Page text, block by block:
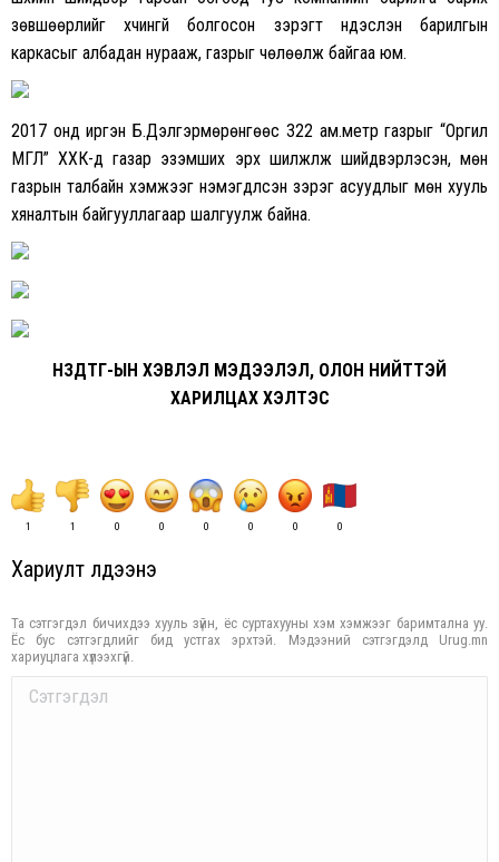
зөвшөөрлийг хүчингүй болгосон зэрэгт үндэслэн барилгын
каркасыг албадан нурааж, газрыг чөлөөлж байгаа юм.
2017 онд иргэн Б.Дэлгэрмөрөнгөөс 322 ам.метр газрыг “Оргил
МГЛ” ХХК-д газар эзэмших эрх шилжүүлж шийдвэрлэсэн, мөн
газрын талбайн хэмжээг нэмэгдүүлсэн зэрэг асуудлыг мөн хууль
хяналтын байгууллагаар шалгуулж байна.
НЗДТГ-ЫН ХЭВЛЭЛ МЭДЭЭЛЭЛ, ОЛОН НИЙТТЭЙ
ХАРИЛЦАХ ХЭЛТЭС
1 1 0 0 0 0 0 0
Хариулт үлдээнэ үү
Та сэтгэгдэл бичихдээ хууль зүйн, ёс суртахууны хэм хэмжээг баримтална уу.
Ёс бус сэтгэгдлийг бид устгах эрхтэй. Мэдээний сэтгэгдэлд Urug.mn
хариуцлага хүлээхгүй.
Comment